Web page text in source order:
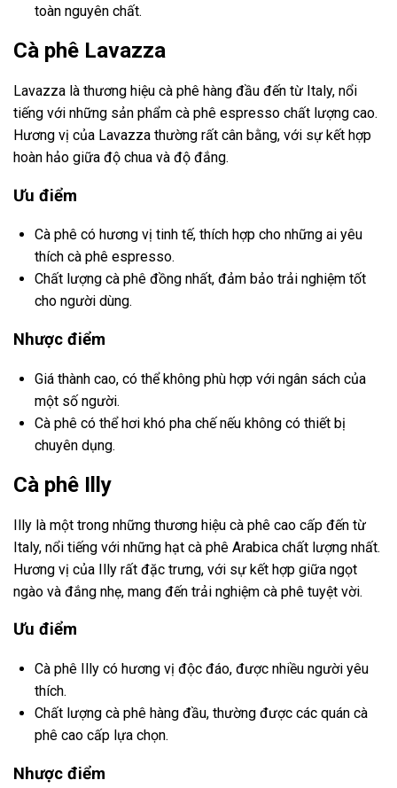
toàn nguyên chất.
Cà phê Lavazza
Lavazza là thương hiệu cà phê hàng đầu đến từ Italy, nổi
tiếng với những sản phẩm cà phê espresso chất lượng cao.
Hương vị của Lavazza thường rất cân bằng, với sự kết hợp
hoàn hảo giữa độ chua và độ đắng.
Ưu điểm
Cà phê có hương vị tinh tế, thích hợp cho những ai yêu
thích cà phê espresso.
Chất lượng cà phê đồng nhất, đảm bảo trải nghiệm tốt
cho người dùng.
Nhược điểm
Giá thành cao, có thể không phù hợp với ngân sách của
một số người.
Cà phê có thể hơi khó pha chế nếu không có thiết bị
chuyên dụng.
Cà phê Illy
Illy là một trong những thương hiệu cà phê cao cấp đến từ
Italy, nổi tiếng với những hạt cà phê Arabica chất lượng nhất.
Hương vị của Illy rất đặc trưng, với sự kết hợp giữa ngọt
ngào và đắng nhẹ, mang đến trải nghiệm cà phê tuyệt vời.
Ưu điểm
Cà phê Illy có hương vị độc đáo, được nhiều người yêu
thích.
Chất lượng cà phê hàng đầu, thường được các quán cà
phê cao cấp lựa chọn.
Nhược điểm